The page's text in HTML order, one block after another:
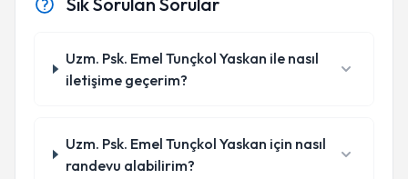
Uzm. Psk. Emel Tunçkol Yaskan ile nasıl
iletişime geçerim?
Uzm. Psk. Emel Tunçkol Yaskan için nasıl
randevu alabilirim?